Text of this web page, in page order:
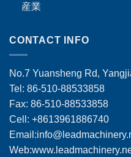
産業
CONTACT INFO
No.7 Yuansheng Rd,
Tel: 86-510-88533858
Fax: 86-510-88533858
Cell: +8613961886740
Email: